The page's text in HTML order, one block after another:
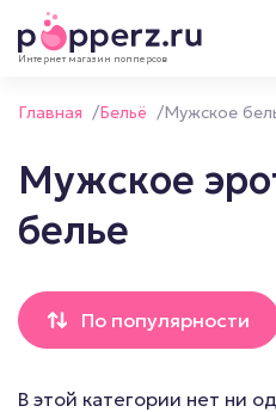
Интернет магазин попперсов
Главная /Бельё /Мужское
Мужское
белье
По популярности
В этой категории нет ни